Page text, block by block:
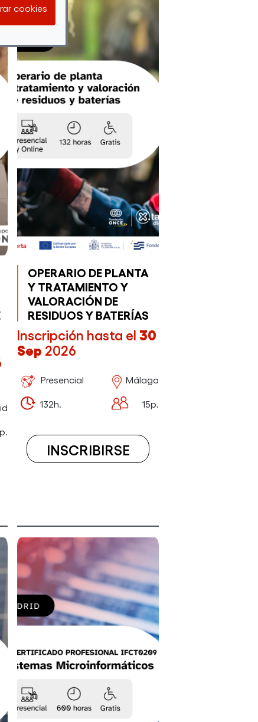
cookies
OPERARIO DE PLANTA
Y TRATAMIENTO Y
VALORACIÓN DE
RESIDUOS Y BATERÍAS
Inscripción hasta el 30
Sep 2026
Presencial Málaga
132h. 15p.
INSCRIBIRSE
A
OPERARIO
DE
PLANTA
Y
TRATAMIENTO
Y
VALORACIÓN
DE